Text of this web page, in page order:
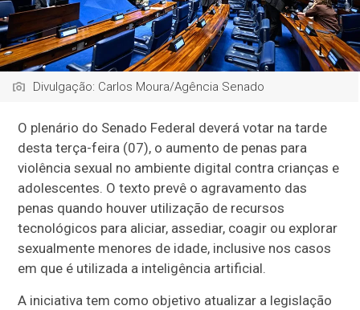
Divulgação: Carlos Moura/Agência Senado
O plenário do Senado Federal deverá votar na tarde
desta terça-feira (07), o aumento de penas para
violência sexual no ambiente digital contra crianças e
adolescentes. O texto prevê o agravamento das
penas quando houver utilização de recursos
tecnológicos para aliciar, assediar, coagir ou explorar
sexualmente menores de idade, inclusive nos casos
em que é utilizada a inteligência artificial.
A iniciativa tem como objetivo atualizar a legislação